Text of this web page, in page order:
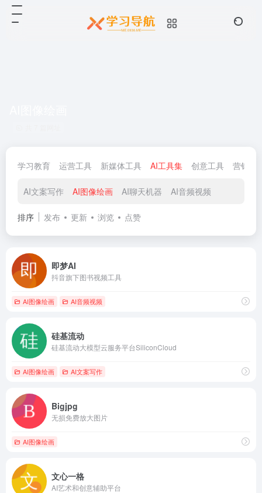
学习教育 运营工具 新媒体工具 AI工具集 创意工具 营销工
AI文案写作 AI图像绘画 AI聊天机器 AI音频视频
排序 发布 更新 浏览 点赞
即梦AI
抖音旗下图书视频工具
AI图像绘画 AI音频视频
硅基流动
硅基流动大模型云服务平台SiliconCloud
AI图像绘画 AI文案写作
Bigjpg
无损免费放大图片
AI图像绘画
文心一格
AI艺术和创意辅助平台